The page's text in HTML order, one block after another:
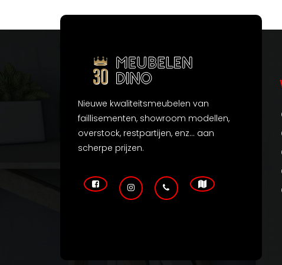
Nieuwe kwaliteitsmeubelen van
faillisementen, showroom modellen,
overstock, restpartijen, enz... aan
scherpe prijzen.